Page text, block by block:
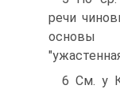
речи
основы
6 См. у